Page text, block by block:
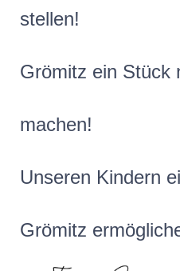
stellen!
Grömitz ein Stück
machen!
Unseren Kindern
Grömitz